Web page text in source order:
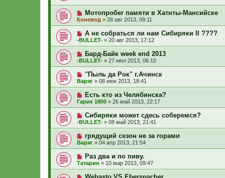
Мотопробег памяти в Хатнты-Мансийске
Коневод » 28 авг 2013, 09:11
А не собраться ли нам Сибиряки II ????
-BULLET- » 20 авг 2013, 17:12
Бард-Байк week end 2013
-BULLET- » 27 июл 2013, 06:10
"Пыль да Рок" г.Ачинск
Варяг » 08 июн 2013, 18:41
Есть кто из Челябинска?
Гарик 1800 » 26 май 2013, 22:17
Сибиряки может сдесь соберемся?
-BULLET- » 09 май 2013, 21:41
грядущий сезон не за горами
Варяг » 04 апр 2013, 21:54
Раз два и по пиву.
Татарин » 10 мар 2013, 09:47